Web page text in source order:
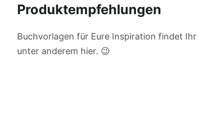
Produktempfehlungen
Buchvorlagen für Eure Inspiration findet Ihr
unter anderem hier. 😉